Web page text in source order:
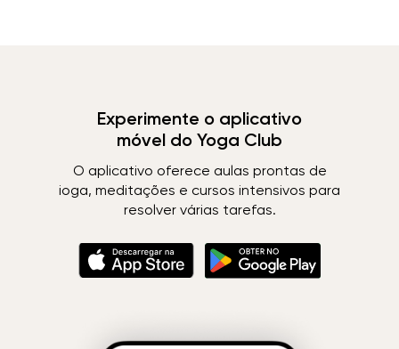
Experimente o aplicativo
móvel do Yoga Club
O aplicativo oferece aulas prontas de
ioga, meditações e cursos intensivos para
resolver várias tarefas.